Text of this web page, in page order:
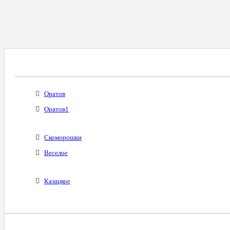
Оратов
Оратов1
Скоморошки
Веселое
Казацкое